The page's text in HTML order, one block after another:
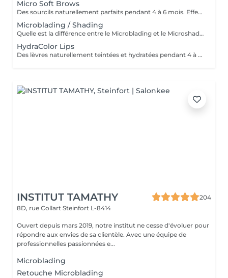
Micro Soft Brows
Des sourcils naturellement parfaits pendant 4 à 6 mois. Effet maquillé léger et élégant, sans engagement lourd. Idéal pour sublimer le regard en toute simplicité.
Microblading / Shading
Quelle est la différence entre le Microblading et le Microshading ? Le Microblading est une technique manuelle de maquillage semi-permanent qui imite parfaitement des poils fins et naturels. Idéal pour combler des zones clairsemées ou redessiner la ligne des sourcils tout en conservant un aspect très naturel. Effet « poil à poil ». Le Microshading, en revanche, utilise une technique de pigmentation par pointillé, similaire à un effet d'ombre ou de dégradé maquillé. Il donne un aspect plus doux, poudré et sophistiqué, idéal pour celles qui aiment un effet maquillage subtil mais structuré. Effet « ombré » ou « poudré ». Quelle technique choisir ? Microblading : pour un effet naturel, sourcils peu fournis ou très fins. Microshading : pour un look maquillé, des sourcils plus nets et définis. Technique mixte (combinée) : les deux techniques sont parfois associées pour un résultat sur mesure, avec poils à l'avant et ombrage à la queue du sourcil. Une consultation personnalisée est toujours recommandée pour déterminer la technique la plus adaptée à votre peau, à vos attentes et à votre style. Souhaitez-vous aussi que eu traduza em português ou adaptar para o público do Lux Studio?
HydraColor Lips
Des lèvres naturellement teintées et hydratées pendant 4 à 6 mois. Effet frais, léger et élégant, sans engagement lourd. Idéal pour un résultat naturel au quotidien.
INSTITUT TAMATHY
204
8D, rue Collart Steinfort L-8414
Ouvert depuis mars 2019, notre institut ne cesse d'évoluer pour
répondre aux envies de sa clientèle. Avec une équipe de
professionnelles passionnées e...
Microblading
Retouche Microblading